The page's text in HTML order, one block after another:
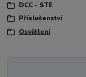
DCC - STE
Příslušenství
Osvětlení